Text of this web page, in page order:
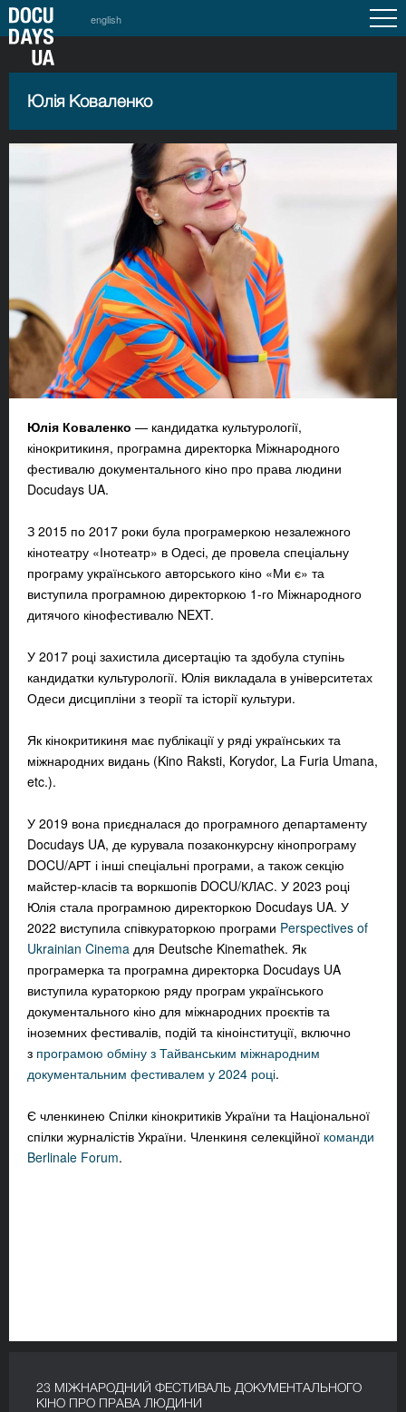
english
Юлія Коваленко
Юлія Коваленко — кандидатка культурології,
кінокритикиня, програмна директорка Міжнародного
фестивалю документального кіно про права людини
Docudays UA.
З 2015 по 2017 роки була програмеркою незалежного
кінотеатру «Інотеатр» в Одесі, де провела спеціальну
програму українського авторського кіно «Ми є» та
виступила програмною директоркою 1-го Міжнародного
дитячого кінофестивалю NEXT.
У 2017 році захистила дисертацію та здобула ступінь
кандидатки культурології. Юлія викладала в університетах
Одеси дисципліни з теорії та історії культури.
Як кінокритикиня має публікації у ряді українських та
міжнародних видань (Kino Raksti, Korydor, La Furia Umana,
etc.).
У 2019 вона приєдналася до програмного департаменту
Docudays UA, де курувала позаконкурсну кінопрограму
DOCU/АРТ і інші спеціальні програми, а також секцію
майстер-класів та воркшопів DOCU/КЛАС. У 2023 році
Юлія стала програмною директоркою Docudays UA. У
2022 виступила співкураторкою програми Perspectives of
Ukrainian Cinema для Deutsche Kinemathek. Як
програмерка та програмна директорка Docudays UA
виступила кураторкою ряду програм українського
документального кіно для міжнародних проєктів та
іноземних фестивалів, подій та кіноінституції, включно
з програмою обміну з Тайванським міжнародним
документальним фестивалем у 2024 році.
Є членкинею Спілки кінокритиків України та Національної
спілки журналістів України. Членкиня селекційної команди
Berlinale Forum.
23 МІЖНАРОДНИЙ ФЕСТИВАЛЬ ДОКУМЕНТАЛЬНОГО
КІНО ПРО ПРАВА ЛЮДИНИ